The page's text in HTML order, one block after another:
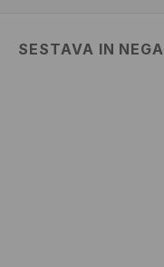
SESTAVA IN NEGA